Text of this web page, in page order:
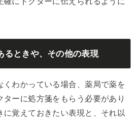
るときや、その他の表現
くわかっている場合、薬局で薬を
ーに処方箋をもらう必要があり
に覚えておきたい表現と、それ以